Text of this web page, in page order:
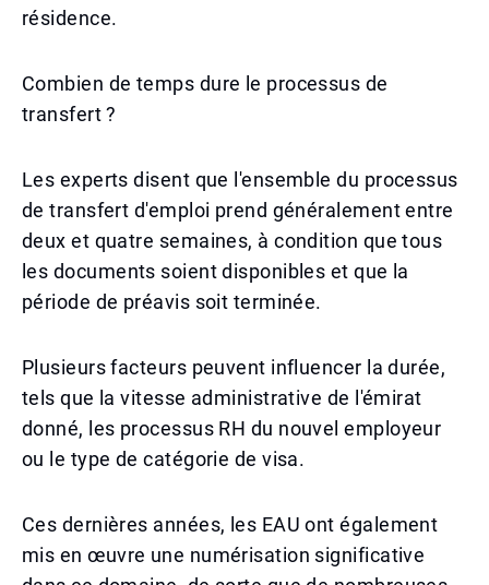
résidence.
Combien de temps dure le processus de
transfert ?
Les experts disent que l'ensemble du processus
de transfert d'emploi prend généralement entre
deux et quatre semaines, à condition que tous
les documents soient disponibles et que la
période de préavis soit terminée.
Plusieurs facteurs peuvent influencer la durée,
tels que la vitesse administrative de l'émirat
donné, les processus RH du nouvel employeur
ou le type de catégorie de visa.
Ces dernières années, les EAU ont également
mis en œuvre une numérisation significative